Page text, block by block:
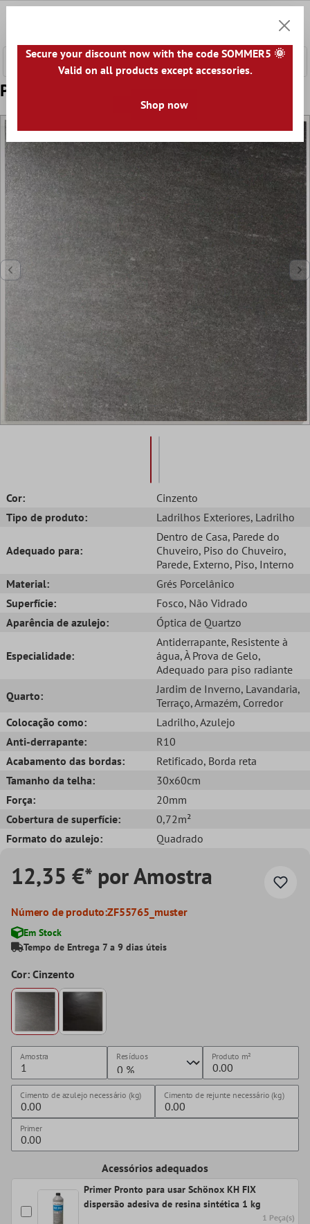
Padrão de Quartzo Lajes de Terraço Cinza
Cor:
Cinzento
Tipo de produto:
Ladrilhos Exteriores, Ladrilho
Adequado para:
Dentro de Casa, Parede do
Chuveiro, Piso do Chuveiro,
Parede, Externo, Piso, Interno
Material:
Grés Porcelânico
Superfície:
Fosco, Não Vidrado
Aparência de azulejo:
Óptica de Quartzo
Especialidade:
Antiderrapante, Resistente à
água, À Prova de Gelo,
Adequado para piso radiante
Quarto:
Jardim de Inverno, Lavandaria,
Terraço, Armazém, Corredor
Colocação como:
Ladrilho, Azulejo
Anti-derrapante:
R10
Acabamento das bordas:
Retificado, Borda reta
Tamanho da telha:
30x60cm
Força:
20mm
Cobertura de superfície:
0,72m²
Formato do azulejo:
Quadrado
12,35 €* por Amostra
Número de produto:ZF55765_muster
Em Stock
Tempo de Entrega 7 a 9 dias úteis
Cor: Cinzento
Amostra Resíduos Produto m²
Cimento de azulejo necessário (kg) Cimento de rejunte necessário (kg)
Primer
Acessórios adequados
Primer Pronto para usar Schönox KH FIX
dispersão adesiva de resina sintética 1 kg
1 Peça(s)
Secure your discount now with the code SOMMER5 🌞
Valid on all products except accessories.
Shop now